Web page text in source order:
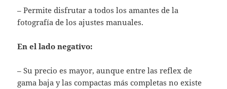
– Permite disfrutar a todos los amantes de la
fotografía de los ajustes manuales.
En el lado negativo:
– Su precio es mayor, aunque entre las reflex de
gama baja y las compactas más completas no existe